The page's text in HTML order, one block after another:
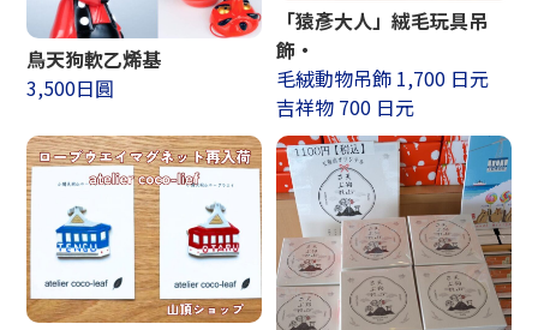
鳥天狗軟乙烯基
3,500日圓
「猿彥大人」絨毛玩具吊
飾・
毛絨動物吊飾 1,700 日元
吉祥物 700 日元